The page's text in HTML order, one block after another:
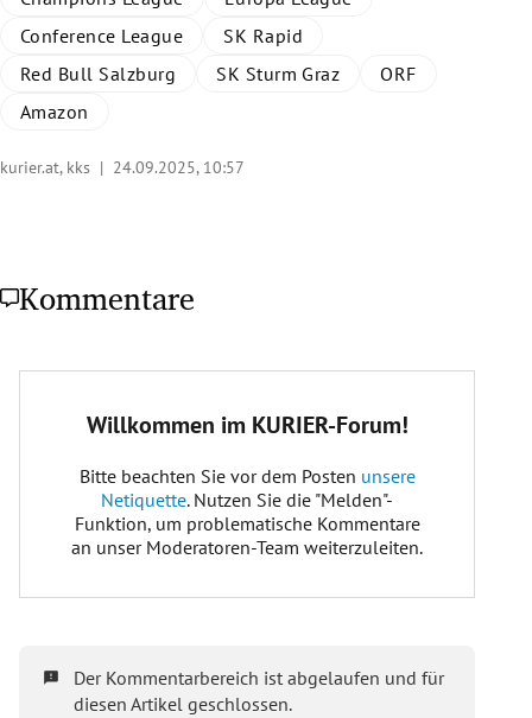
Conference League
SK Rapid
Red Bull Salzburg
SK Sturm Graz
ORF
Amazon
kurier.at, kks | 24.09.2025, 10:57
Kommentare